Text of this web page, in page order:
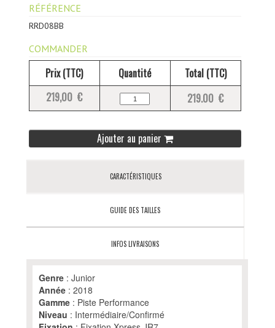
RÉFÉRENCE
RRD08BB
COMMANDER
Prix (TTC) Quantité
Total (TTC)
219,00 €
219.00 €
Ajouter au panier
CARACTÉRISTIQUES
GUIDE DES TAILLES
INFOS LIVRAISONS
Genre : Junior
Année : 2018
Gamme : Piste Performance
Niveau : Intermédiaire/Confirmé